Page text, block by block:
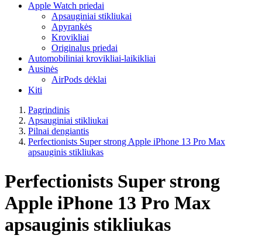
Apple Watch priedai
Apsauginiai stikliukai
Apyrankės
Krovikliai
Originalus priedai
Automobiliniai krovikliai-laikikliai
Ausinės
AirPods dėklai
Kiti
Pagrindinis
Apsauginiai stikliukai
Pilnai dengiantis
Perfectionists Super strong Apple iPhone 13 Pro Max
apsauginis stikliukas
Perfectionists Super strong
Apple iPhone 13 Pro Max
apsauginis stikliukas